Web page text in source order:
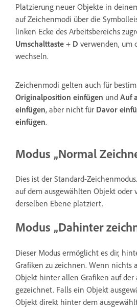
Platzierung neuer Objekte in
auf Zeichenmodi über die
linken Ecke des Arbeitsbereichs
Umschalttaste + D verwenden, um
wechseln.
Zeichenmodi gelten auch für
Originalposition einfügen und Auf
einfügen, aber nicht für Davor
einfügen.
Modus „Normal
Dies ist der Standard-
auf dem ausgewählten Objekt oder
derselben Ebene platziert.
Modus „Dahinter
Dieser Modus ermöglicht es dir,
Grafiken zu zeichnen. Wenn nichts
Objekt hinter allen Grafiken auf der
gezeichnet. Falls ein Objekt
Objekt direkt hinter dem